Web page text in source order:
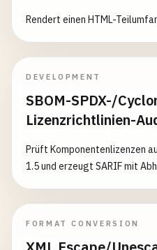
Rendert einen HTML-
DEVELOPMENT
SBOM-SPDX-/
Lizenzrichtlinien-
Prüft Komponentenlizenzen
1.5 und erzeugt SARIF mit
FORMAT CONVERSION